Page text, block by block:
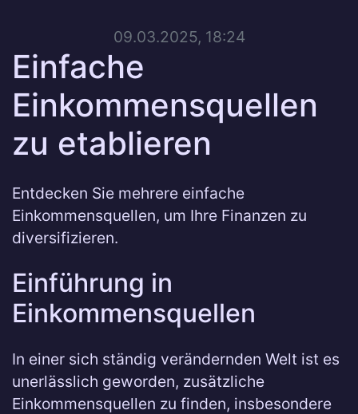
09.03.2025, 18:24
Einfache
Einkommensquellen
zu etablieren
Entdecken Sie mehrere einfache
Einkommensquellen, um Ihre Finanzen zu
diversifizieren.
Einführung in
Einkommensquellen
In einer sich ständig verändernden Welt ist es
unerlässlich geworden, zusätzliche
Einkommensquellen zu finden, insbesondere